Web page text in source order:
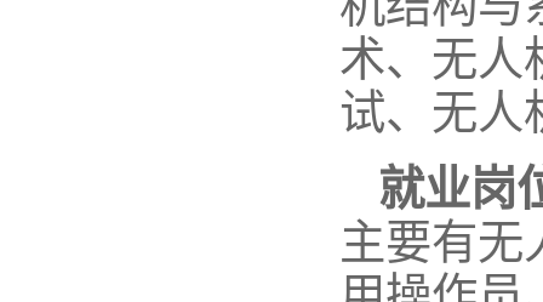
机结构与
术、无人
试、无人
就业岗
主要有无